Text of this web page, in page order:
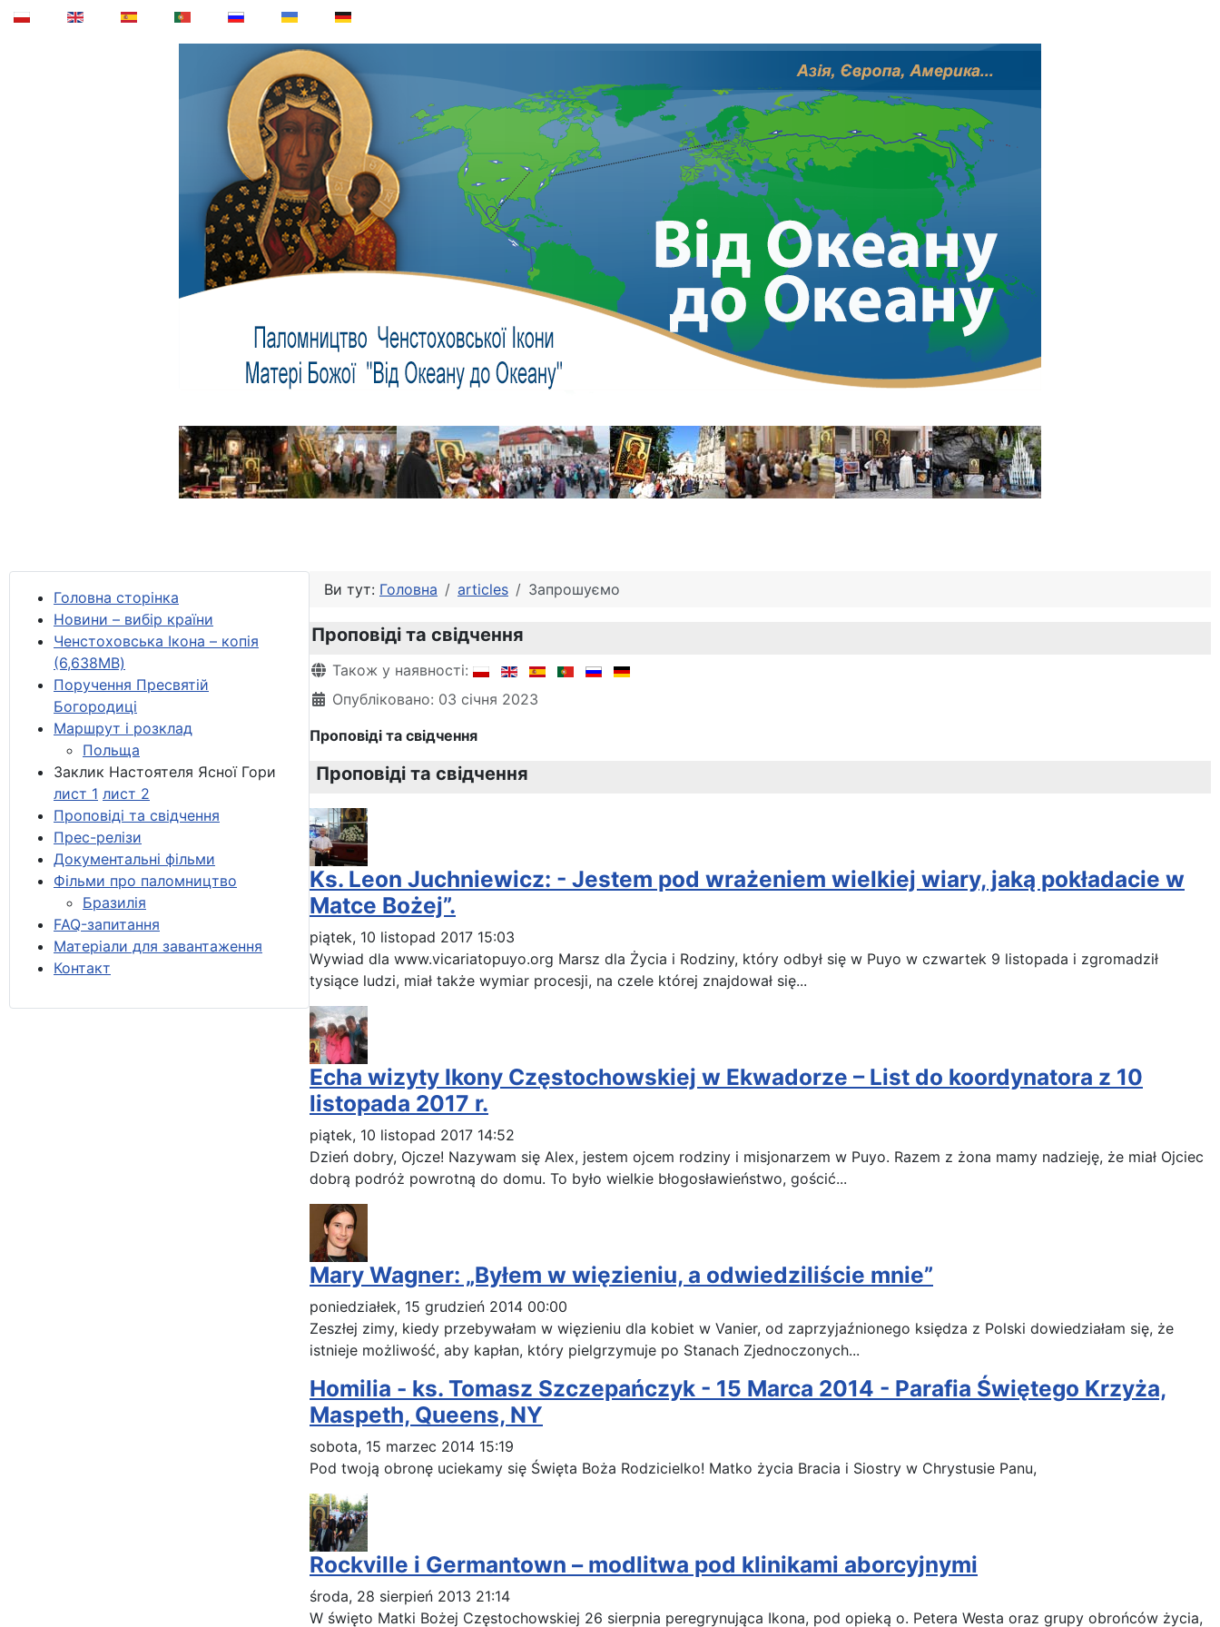
Головна сторінка
Новини – вибір країни
Ченстоховська Ікона – копія
(6,638MB)
Поручення Пресвятій
Богородиці
Маршрут і розклад
Польща
Заклик Настоятеля Ясної Гори
лист 1 лист 2
Проповіді та свідчення
Прес-релізи
Документальні фільми
Фільми про паломництво
Бразилія
FAQ-запитання
Матеріали для завантаження
Контакт
Ви тут: Головна articles Запрошуємо
Проповіді та свідчення
Деталі
Також у наявності:
Опубліковано: 03 січня 2023
Проповіді та свідчення
Проповіді та свідчення
Ks. Leon Juchniewicz: - Jestem pod wrażeniem wielkiej wiary, jaką pokładacie w
Matce Bożej”.
piątek, 10 listopad 2017 15:03
Wywiad dla www.vicariatopuyo.org Marsz dla Życia i Rodziny, który odbył się w Puyo w czwartek 9 listopada i zgromadził
tysiące ludzi, miał także wymiar procesji, na czele której znajdował się...
Echa wizyty Ikony Częstochowskiej w Ekwadorze – List do koordynatora z 10
listopada 2017 r.
piątek, 10 listopad 2017 14:52
Dzień dobry, Ojcze! Nazywam się Alex, jestem ojcem rodziny i misjonarzem w Puyo. Razem z żona mamy nadzieję, że miał Ojciec
dobrą podróż powrotną do domu. To było wielkie błogosławieństwo, gościć...
Mary Wagner: „Byłem w więzieniu, a odwiedziliście mnie”
poniedziałek, 15 grudzień 2014 00:00
Zeszłej zimy, kiedy przebywałam w więzieniu dla kobiet w Vanier, od zaprzyjaźnionego księdza z Polski dowiedziałam się, że
istnieje możliwość, aby kapłan, który pielgrzymuje po Stanach Zjednoczonych...
Homilia - ks. Tomasz Szczepańczyk - 15 Marca 2014 - Parafia Świętego Krzyża,
Maspeth, Queens, NY
sobota, 15 marzec 2014 15:19
Pod twoją obronę uciekamy się Święta Boża Rodzicielko! Matko życia Bracia i Siostry w Chrystusie Panu,
Rockville i Germantown – modlitwa pod klinikami aborcyjnymi
środa, 28 sierpień 2013 21:14
W święto Matki Bożej Częstochowskiej 26 sierpnia peregrynująca Ikona, pod opieką o. Petera Westa oraz grupy obrońców życia,